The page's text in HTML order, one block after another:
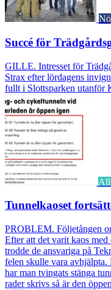
Succé för
GILLE. Intresset för
Strax efter lördagens
fullt i Slottsparken utanför
Tunnelkaoset
PROBLEM. Följetången
Efter att det varit kaos med
trodde de ansvariga på
felen skulle vara avhjälpta.
har man tvingats stänga
rader skrivs så är den